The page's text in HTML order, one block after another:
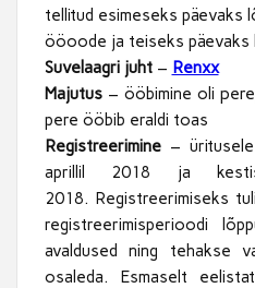
tellitud esimeseks päevaks
ööoode ja teiseks päevaks
Suvelaagri juht– Renxx
Majutus– ööbimine oli
pere ööbib eraldi toas
Registreerimine– üritusele
aprillil 2018 ja
2018. Registreerimiseks
registreerimisperioodi
avaldused ning tehakse
osaleda. Esmaselt